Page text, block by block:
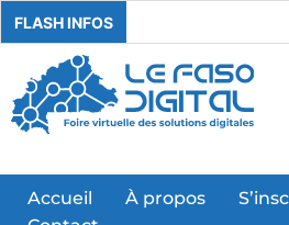
FLASH INFOS
Accueil À propos